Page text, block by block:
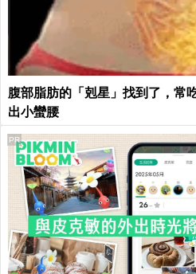
腹部脂肪的「剋星」找到了，常
出小蠻腰
PR